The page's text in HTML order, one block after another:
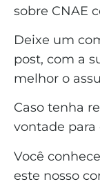
sobre CNAE
Deixe um
post, com a
melhor o
Caso tenha
vontade
Você
este nosso